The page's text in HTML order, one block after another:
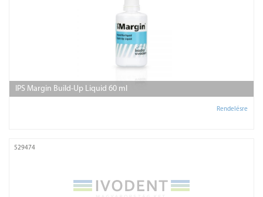
IPS Margin Build-Up Liquid 60 ml
Rendelésre
529474